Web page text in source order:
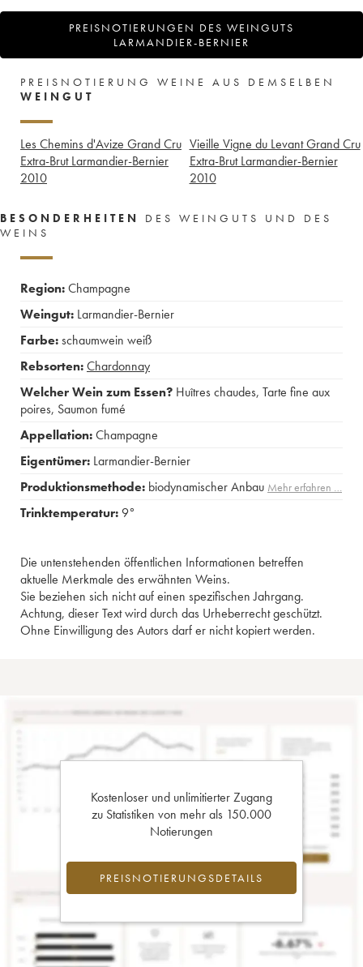
PREISNOTIERUNGEN DES WEINGUTS
LARMANDIER-BERNIER
PREISNOTIERUNG WEINE AUS DEMSELBEN
WEINGUT
Les Chemins d'Avize Grand Cru
Extra-Brut Larmandier-Bernier
2010
Vieille Vigne du Levant Grand Cru
Extra-Brut Larmandier-Bernier
2010
BESONDERHEITEN
DES WEINGUTS UND DES
WEINS
Region:Champagne
Weingut: Larmandier-Bernier
Farbe:schaumwein weiß
Rebsorten:Chardonnay
Welcher Wein zum Essen? Huîtres chaudes, Tarte fine aux
poires, Saumon fumé
Appellation:Champagne
Eigentümer: Larmandier-Bernier
Produktionsmethode: biodynamischer Anbau Mehr erfahren …
Trinktemperatur: 9°
Die untenstehenden öffentlichen Informationen betreffen
aktuelle Merkmale des erwähnten Weins.
Sie beziehen sich nicht auf einen spezifischen Jahrgang.
Achtung, dieser Text wird durch das Urheberrecht geschützt.
Ohne Einwilligung des Autors darf er nicht kopiert werden.
Kostenloser und unlimitierter Zugang
zu Statistiken von mehr als 150.000
Notierungen
PREISNOTIERUNGSDETAILS